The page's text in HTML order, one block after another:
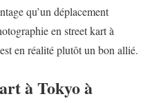
qu’un déplacement
en street kart à
en réalité plutôt un bon allié.
à Tokyo à